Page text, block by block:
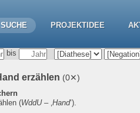
SUCHE PROJEKTIDEE
bis
erzählen (0✕)
(WddU– ‚Hand‘).